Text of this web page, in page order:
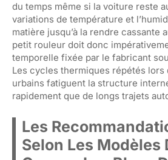
du temps même si la voiture reste
variations de température et
matière jusqu’à la rendre cassante
petit rouleur doit donc
temporelle fixée par le fabricant
Les cycles thermiques répétés lors
urbains fatiguent la structure
rapidement que de longs trajets
Les
Selon Les Modèles